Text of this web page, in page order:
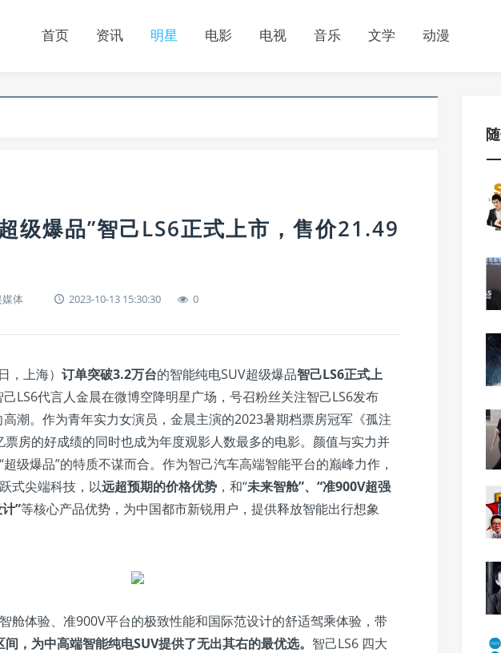
首页 资讯 明星 电影 电视 音乐 文学 动漫
级爆品”智己LS6正式上市，售价21.49
媒体 2023-10-13 15:30:30 0
，上海） 订单突破3.2万台的智能纯电SUV超级爆品智己LS6正式上
LS6代言人金晨在微博空降明星广场，号召粉丝关注智己LS6发布
潮。作为青年实力女演员，金晨主演的2023暑期档票房冠军《孤注
房的好成绩的同时也成为年度观影人数最多的电影。颜值与实力并
级爆品”的特质不谋而合。作为智己汽车高端智能平台的巅峰力作，
式尖端科技，以远超预期的价格优势 ，和“未来智舱”、“准900V超强
”等核心产品优势，为中国都市新锐用户，提供释放智能出行想象
舱体验、准900V平台的极致性能和国际范设计的舒适驾乘体验，带
，为中高端智能纯电SUV提供了无出其右的最优选。 智己LS6 四大